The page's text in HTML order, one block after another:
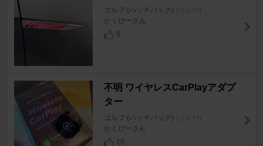
ゴルフ (ハッチバック) [ゴルフ7]
かくぴーさん
8
不明 ワイヤレスCarPlayアダプ
ター
ゴルフ (ハッチバック) [ゴルフ7]
かくぴーさん
10